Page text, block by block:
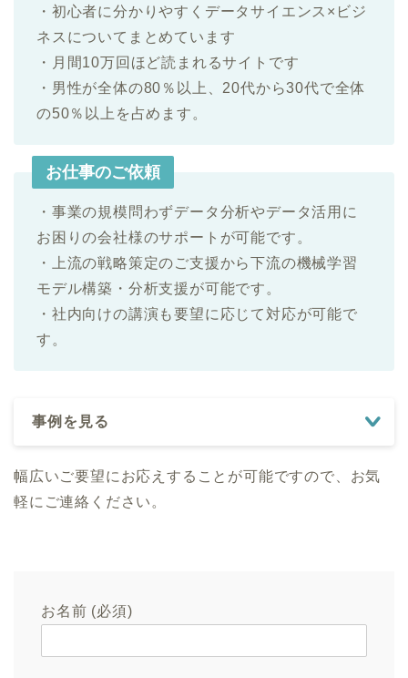
・初心者に分かりやすくデータサイエンス×ビジ
ネスについてまとめています
・月間10万回ほど読まれるサイトです
・男性が全体の80％以上、20代から30代で全体
の50％以上を占めます。
お仕事のご依頼
・事業の規模問わずデータ分析やデータ活用に
お困りの会社様のサポートが可能です。
・上流の戦略策定のご支援から下流の機械学習
モデル構築・分析支援が可能です。
・社内向けの講演も要望に応じて対応が可能で
す。
事例を見る
幅広いご要望にお応えすることが可能ですので、お気
軽にご連絡ください。
お名前 (必須)